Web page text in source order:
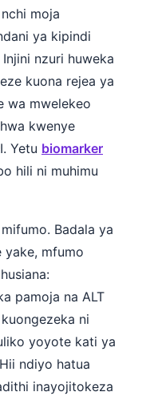
moja
ya kipindi
nzuri huweka
kuona rejea ya
wa mwelekeo
kwenye
Yetu biomarker
hili ni muhimu
Badala ya
yake, mfumo
pamoja na ALT
ni
yoyote kati ya
ndiyo hatua
inayojitokeza